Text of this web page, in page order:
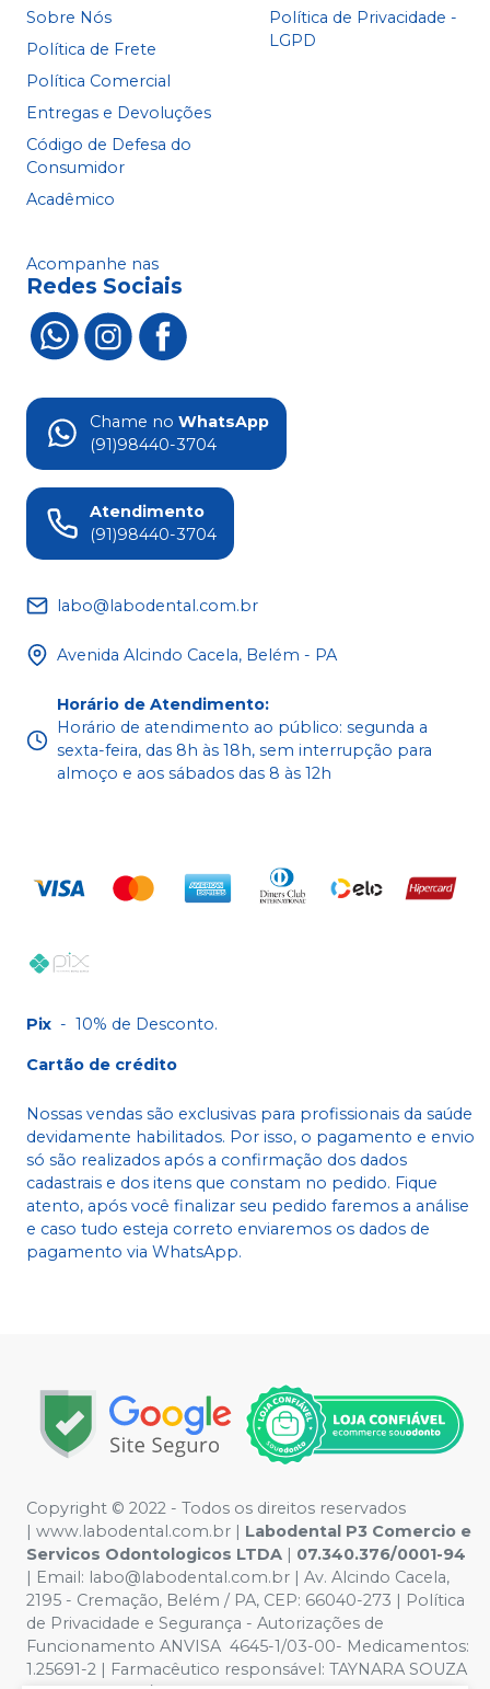
Sobre Nós
Política de Frete
Política Comercial
Entregas e Devoluções
Código de Defesa do
Consumidor
Acadêmico
Política de Privacidade -
LGPD
Acompanhe nas
Redes Sociais
Chame no WhatsApp
(91)98440-3704
Atendimento
(91)98440-3704
labo@labodental.com.br
Avenida Alcindo Cacela, Belém - PA
Horário de Atendimento:
Horário de atendimento ao público: segunda a
sexta-feira, das 8h às 18h, sem interrupção para
almoço e aos sábados das 8 às 12h
Pix - 10% de Desconto.
Cartão de crédito
Nossas vendas são exclusivas para profissionais da saúde
devidamente habilitados. Por isso, o pagamento e envio
só são realizados após a confirmação dos dados
cadastrais e dos itens que constam no pedido. Fique
atento, após você finalizar seu pedido faremos a análise
e caso tudo esteja correto enviaremos os dados de
pagamento via WhatsApp.
Copyright © 2022 - Todos os direitos reservados
| www.labodental.com.br | Labodental P3 Comercio e
Servicos Odontologicos LTDA | 07.340.376/0001-94
| Email: labo@labodental.com.br | Av. Alcindo Cacela,
2195 - Cremação, Belém / PA, CEP: 66040-273 | Política
de Privacidade e Segurança - Autorizações de
Funcionamento ANVISA 4645-1/03-00- Medicamentos:
1.25691-2 | Farmacêutico responsável: TAYNARA SOUZA